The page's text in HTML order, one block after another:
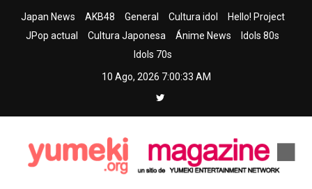
Japan News AKB48 General Cultura idol
Hello! Project
JPop actual
Cultura Japonesa Ánime News
Idols 80s
Idols 70s
10 Ago, 2026 7:00:34 AM